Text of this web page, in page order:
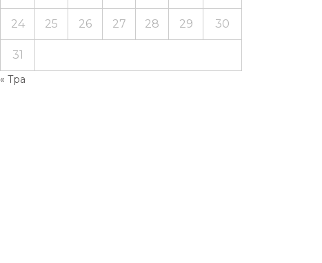
« Тра
24 25 26 27 28 29 30
31